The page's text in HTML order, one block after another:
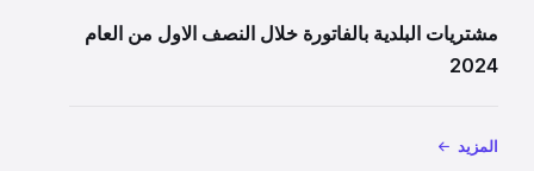
مشتريات البلدية بالفاتورة خلال النصف الاول من العام
2024
المزيد